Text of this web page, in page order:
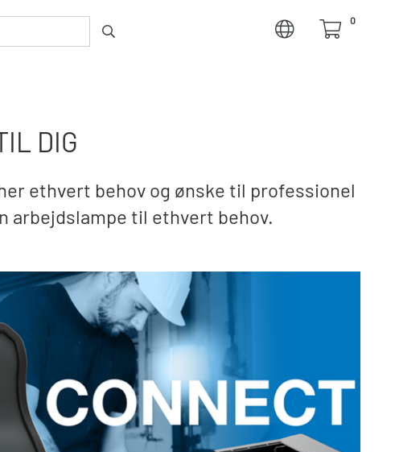
0
DIG
ethvert behov og ønske til professionel
arbejdslampe til ethvert behov.